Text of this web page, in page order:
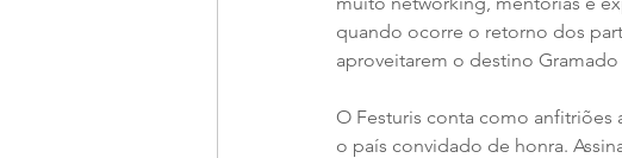
quando ocorre o retorno dos
aproveitarem o destino
O Festuris conta como anfitriões
o país convidado de honra.